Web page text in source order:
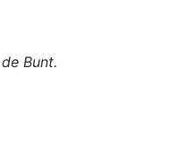
Bunt.